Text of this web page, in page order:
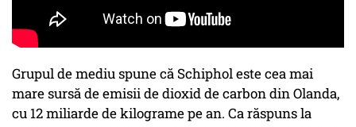
Grupul de mediu spune că Schiphol este cea mai
mare sursă de emisii de dioxid de carbon din Olanda,
cu 12 miliarde de kilograme pe an. Ca răspuns la